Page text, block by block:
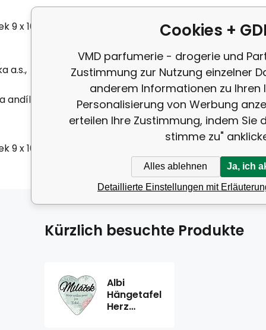
9 x 10 cm
a.s.,
Verpackung 1
Výrobce
© ALBI Česká republika a.s.,
9 x 10 cm
Kürzlich besuchte Produkte
Albi
Hängetafel
Herz
Cookies +
VMD parfumerie - drogerie und
Zustimmung zur Nutzung einzelner
anderem Informationen zu Ihren
Personalisierung von Werbung
erteilen Ihre Zustimmung, indem Sie
stimme zu"
Alles ablehnen Ja, ich
Detaillierte Einstellungen mit